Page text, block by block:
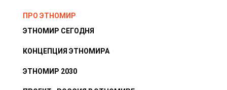
ПРО ЭТНОМИР
ЭТНОМИР СЕГОДНЯ
КОНЦЕПЦИЯ ЭТНОМИРА
ЭТНОМИР 2030